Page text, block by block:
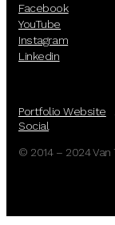
Facebook
YouTube
Instagram
Linkedin
Portfolio Website
Social
© 2014 – 2024